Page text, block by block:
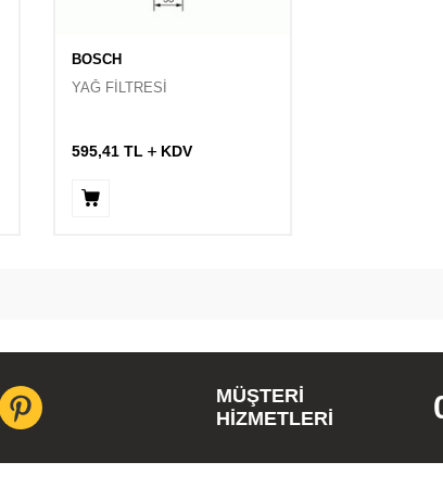
BOSCH
YAĞ FİLTRESİ
595,41 TL KDV
MÜŞTERI
HIZMETLERI